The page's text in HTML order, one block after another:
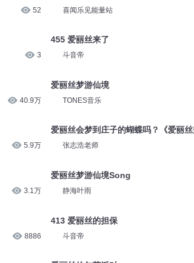
52
3
40.9万
5.9万
3.1万
8886
喜闻乐见能量站
455 爱丽丝来了
斗音帝
爱丽丝梦游仙境
TONES音乐
爱丽丝会梦到庄子的蝴蝶吗？《爱丽
张志浩老师
爱丽丝梦游仙境Song
静海叶雨
413 爱丽丝的担保
斗音帝